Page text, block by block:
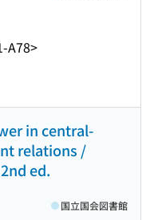
A78>
in central-
relations /
ed.
国立国会図書館